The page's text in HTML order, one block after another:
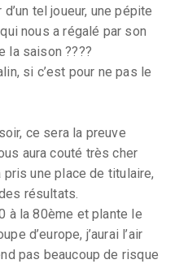
tel joueur, une pépite
nous a régalé par son
la saison ????
si c’est pour ne pas le
ce sera la preuve
aura couté très cher
pris une place de titulaire,
résultats.
à la 80ème et plante le
d’europe, j’aurai l’air
pas beaucoup de risque